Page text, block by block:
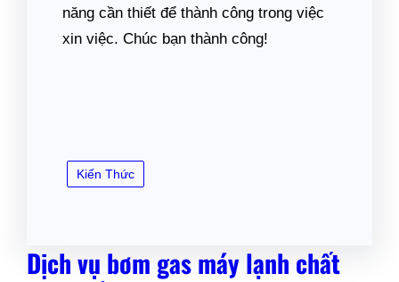
năng cần thiết để thành công trong việc
xin việc. Chúc bạn thành công!
Kiến Thức
Dịch vụ bơm gas máy lạnh chất